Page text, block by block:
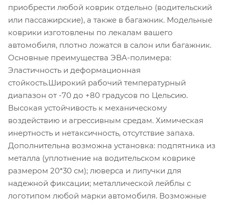
приобрести любой коврик отдельно (водительский
или пассажирские), а также в багажник. Модельные
коврики изготовлены по лекалам вашего
автомобиля, плотно ложатся в салон или багажник.
Основные преимущества ЭВА-полимера:
Эластичность и деформационная
стойкость.Широкий рабочий температурный
диапазон от -70 до +80 градусов по Цельсию.
Высокая устойчивость к механическому
воздействию и агрессивным средам. Химическая
инертность и нетаксичность, отсутствие запаха.
Дополнительна возможна установка: подпятника из
металла (уплотнение на водительском коврике
размером 20*30 см); люверса и липучки для
надежной фиксации; металлической лейблы с
логотипом любой марки автомобиля. Возможные